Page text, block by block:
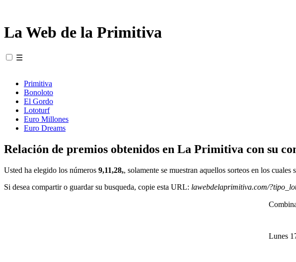
La Web de la Primitiva
☰
Primitiva
Bonoloto
El Gordo
Lototurf
Euro Millones
Euro Dreams
Relación de premios obtenidos en La Primitiva con su
Usted ha elegido los números 9,11,28,, solamente se muestran aquellos sorteos en los cuales
Si desea compartir o guardar su busqueda, copie esta URL: lawebdelaprimitiva.com/
Lunes